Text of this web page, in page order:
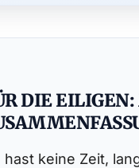
DIE
hast keine Zeit,